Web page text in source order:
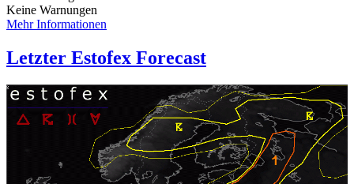
Keine Warnungen
Mehr Informationen
Letzter Estofex Forecast